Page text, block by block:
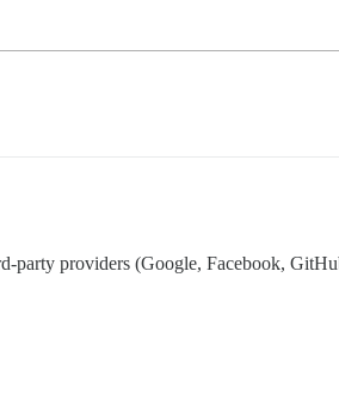
party providers (Google, Facebook,